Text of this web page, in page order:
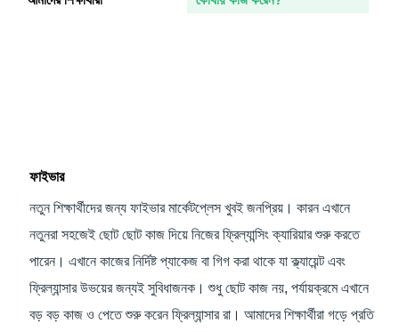
ফাইভার
নতুন শিক্ষার্থীদের জন্য ফাইভার মার্কেটপ্লেস খুবই জনপ্রিয়। কারন এখানে
নতুনরা সহজেই ছোট ছোট কাজ দিয়ে নিজের ফ্রিল্যান্সিং ক্যারিয়ার শুরু করতে
পারেন। এখানে কাজের নির্দিষ্ট প্যাকেজ বা গিগ করা থাকে যা ক্ল্যায়েন্ট এবং
ফ্রিল্যান্সার উভয়ের জন্যই সুবিধাজনক। শুধু ছোট কাজ নয়, পর্যায়ক্রমে এখানে
বড় বড় কাজ ও পেতে শুরু করেন ফ্রিল্যান্সার রা। আমাদের শিক্ষার্থীরা গড়ে প্রতি